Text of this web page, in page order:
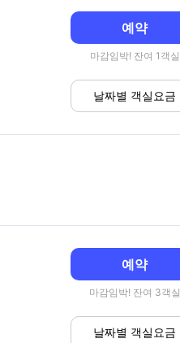
예약
마감임박! 잔여 1객실
날짜별 객실요금
예약
마감임박! 잔여 3객실
날짜별 객실요금